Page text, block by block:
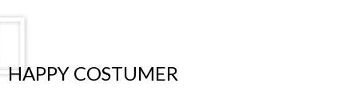
HAPPY COSTUMER